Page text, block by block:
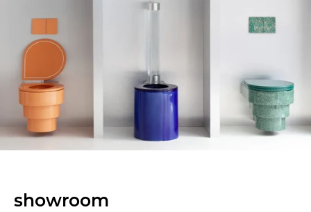
showroom